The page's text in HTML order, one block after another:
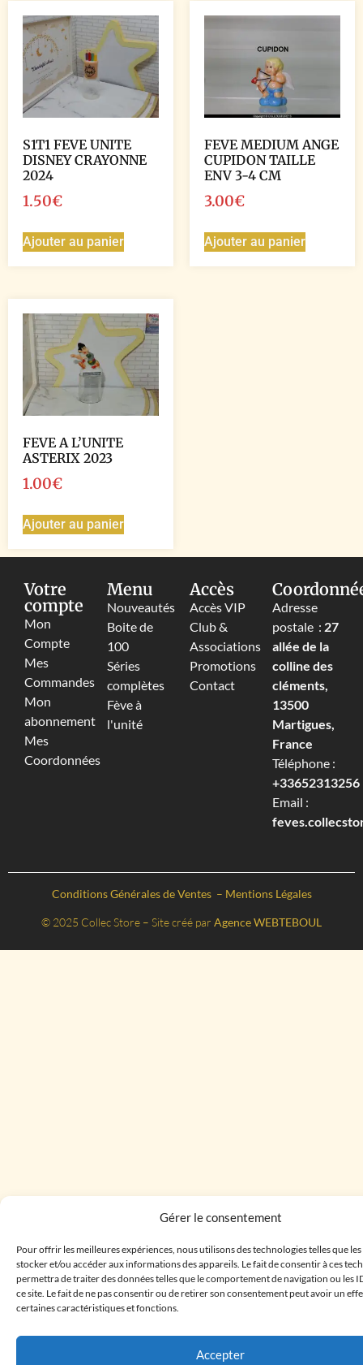
Gérer le consentement
Pour offrir les meilleures expériences, nous utilisons des technologies telles que
stocker et/ou accéder aux informations des appareils. Le fait de consentir à ces
permettra de traiter des données telles que le comportement de navigation ou les
ce site. Le fait de ne pas consentir ou de retirer son consentement peut avoir un
certaines caractéristiques et fonctions.
Accepter
S1T1 FEVE UNITE
DISNEY CRAYONNE
2024
1.50€
Ajouter au panier
FEVE MEDIUM ANGE
CUPIDON TAILLE
ENV 3-4 CM
3.00€
Ajouter au panier
FEVE A L’UNITE
ASTERIX 2023
1.00€
Ajouter au panier
Votre
compte
Mon
Compte
Mes
Commandes
Mon
abonnement
Mes
Coordonnées
Menu
Nouveautés
Boite de
100
Séries
complètes
Fève à
l'unité
Accès
Accès VIP
Club &
Associations
Promotions
Contact
Adresse
postale : 27
allée de la
colline des
cléments,
13500
Martigues,
France
Téléphone :
+33652313256‬
Email :
Conditions Générales de Ventes – Mentions Légales
© 2025 Collec Store – Site créé par Agence WEBTEBOUL